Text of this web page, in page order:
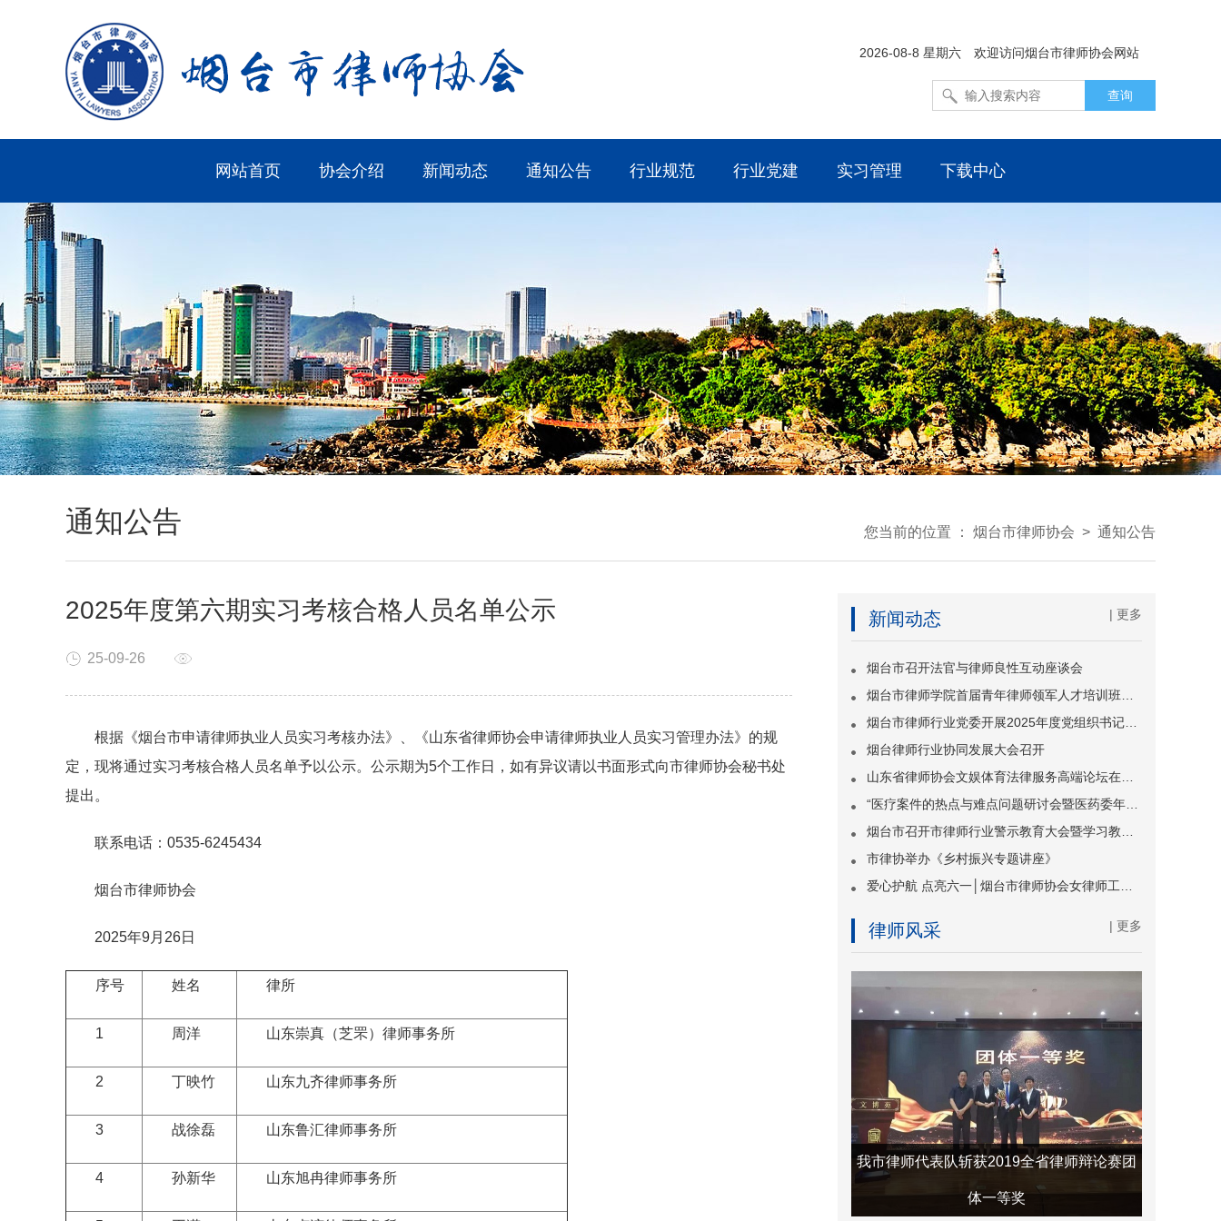
2026-08-8 星期六 欢迎访问烟台市律师协会网站
网站首页 协会介绍 新闻动态 通知公告 行业规范 行业党建 实习管理 下载中心
通知公告 您当前的位置 ： 烟台市律师协会 > 通知公告
2025年度第六期实习考核合格人员名单公示
25-09-26
根据《烟台市申请律师执业人员实习考核办法》、《山东省律师协会申请律师执业人员实习管理办法》的规
定，现将通过实习考核合格人员名单予以公示。公示期为5个工作日，如有异议请以书面形式向市律师协会秘书处
提出。
联系电话：0535-6245434
烟台市律师协会
2025年9月26日
序号 姓名 律所
1 周洋 山东崇真（芝罘）律师事务所
2 丁映竹 山东九齐律师事务所
3 战徐磊 山东鲁汇律师事务所
4 孙新华 山东旭冉律师事务所
新闻动态 | 更多
烟台市召开法官与律师良性互动座谈会
烟台律师行业协同发展大会召开
市律协举办《乡村振兴专题讲座》
律师风采 | 更多
我市十名律师获烟台市“十佳职工维权律师”称 我市律师代表队斩获2019全省律师辩论赛团
体一等奖